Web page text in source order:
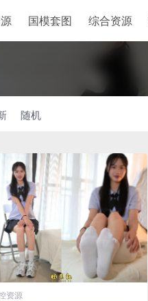
国模套图 综合资源
随机
资源